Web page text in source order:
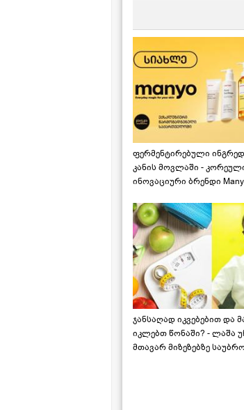
ფერმენტირებული
კანის მოვლაში -
ინოვაციური ბრენდი
ჯანსაღად იკვებებით და
იკლებთ წონაში? - ლაშა
მთავარ მიზეზებზე